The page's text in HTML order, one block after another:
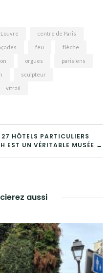
centre de Paris
feu flèche
orgues parisiens
sculpteur
vitrail
HÔTELS PARTICULIERS
EST UN VÉRITABLE MUSÉE →
aussi